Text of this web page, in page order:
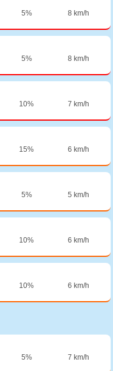
5% 8 km/h
5% 8 km/h
10% 7 km/h
15% 6 km/h
5% 5 km/h
10% 6 km/h
10% 6 km/h
5% 7 km/h